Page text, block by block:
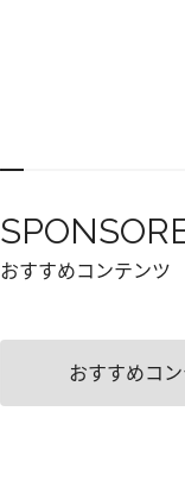
おすすめコンテンツ
おすすめコ